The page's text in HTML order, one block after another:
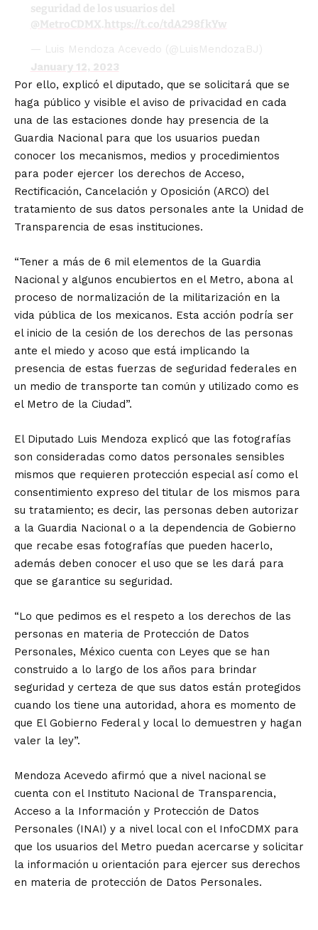
seguridad de los usuarios del
@MetroCDMX. https://t.co/tdA298fkYw
— Luis Mendoza Acevedo (@LuisMendozaBJ)
January 12, 2023
Por ello, explicó el diputado, que se solicitará que se
haga público y visible el aviso de privacidad en cada
una de las estaciones donde hay presencia de la
Guardia Nacional para que los usuarios puedan
conocer los mecanismos, medios y procedimientos
para poder ejercer los derechos de Acceso,
Rectificación, Cancelación y Oposición (ARCO) del
tratamiento de sus datos personales ante la Unidad de
Transparencia de esas instituciones.
“Tener a más de 6 mil elementos de la Guardia
Nacional y algunos encubiertos en el Metro, abona al
proceso de normalización de la militarización en la
vida pública de los mexicanos. Esta acción podría ser
el inicio de la cesión de los derechos de las personas
ante el miedo y acoso que está implicando la
presencia de estas fuerzas de seguridad federales en
un medio de transporte tan común y utilizado como es
el Metro de la Ciudad”.
El Diputado Luis Mendoza explicó que las fotografías
son consideradas como datos personales sensibles
mismos que requieren protección especial así como el
consentimiento expreso del titular de los mismos para
su tratamiento; es decir, las personas deben autorizar
a la Guardia Nacional o a la dependencia de Gobierno
que recabe esas fotografías que pueden hacerlo,
además deben conocer el uso que se les dará para
que se garantice su seguridad.
“Lo que pedimos es el respeto a los derechos de las
personas en materia de Protección de Datos
Personales, México cuenta con Leyes que se han
construido a lo largo de los años para brindar
seguridad y certeza de que sus datos están protegidos
cuando los tiene una autoridad, ahora es momento de
que El Gobierno Federal y local lo demuestren y hagan
valer la ley”.
Mendoza Acevedo afirmó que a nivel nacional se
cuenta con el Instituto Nacional de Transparencia,
Acceso a la Información y Protección de Datos
Personales (INAI) y a nivel local con el InfoCDMX para
que los usuarios del Metro puedan acercarse y solicitar
la información u orientación para ejercer sus derechos
en materia de protección de Datos Personales.